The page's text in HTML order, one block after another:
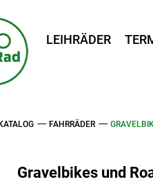
LEIHRÄDER
FAHRRÄDER
Gravelbikes und